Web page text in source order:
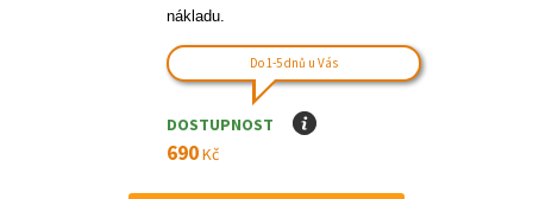
nákladu.
Do 1-5 dnů u Vás
DOSTUPNOST I
690Kč